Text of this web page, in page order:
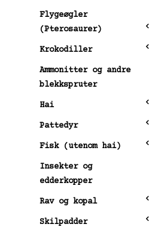
Flygeøgler
(Pterosaurer)
Krokodiller
Ammonitter og andre
blekkspruter
Hai
Pattedyr
Fisk (utenom hai)
Insekter og
edderkopper
Rav og kopal
Skilpadder